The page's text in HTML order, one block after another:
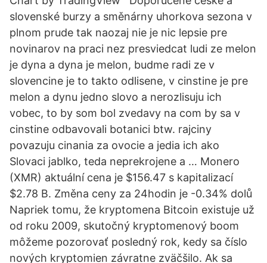
slovenské burzy a směnárny uhorkova sezona v
plnom prude tak naozaj nie je nic lepsie pre
novinarov na praci nez presviedcat ludi ze melon
je dyna a dyna je melon, budme radi ze v
slovencine je to takto odlisene, v cinstine je pre
melon a dynu jedno slovo a nerozlisuju ich
vobec, to by som bol zvedavy na com by sa v
cinstine odbavovali botanici btw. rajciny
povazuju cinania za ovocie a jedia ich ako
Slovaci jablko, teda neprekrojene a … Monero
(XMR) aktuální cena je $156.47 s kapitalizací
$2.78 B. Změna ceny za 24hodin je -0.34% dolů
Napriek tomu, že kryptomena Bitcoin existuje už
od roku 2009, skutočný kryptomenový boom
môžeme pozorovať posledný rok, kedy sa číslo
nových kryptomien závratne zväčšilo. Ak sa